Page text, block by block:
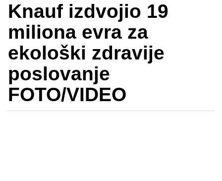
Knauf izdvojio 19
miliona evra za
ekološki zdravije
poslovanje
FOTO/VIDEO